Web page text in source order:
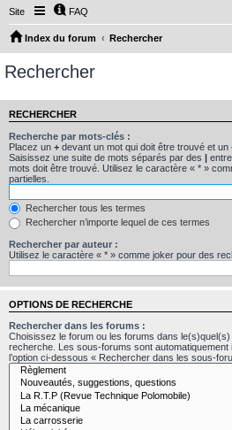
Site FAQ
Index du forum Rechercher
Rechercher
RECHERCHER
Recherche par mots-clés :
Placez un + devant un mot qui doit être trouvé et un
Saisissez une suite de mots séparés par des |
mots doit être trouvé. Utilisez le caractère « * »
partielles.
Rechercher tous les termes
Rechercher n’importe lequel de ces termes
Rechercher par auteur :
Utilisez le caractère « * » comme joker pour des
OPTIONS DE RECHERCHE
Rechercher dans les forums :
Choisissez le forum ou les forums dans
recherche. Les sous-forums sont
l’option ci-dessous « Rechercher dans les sous-